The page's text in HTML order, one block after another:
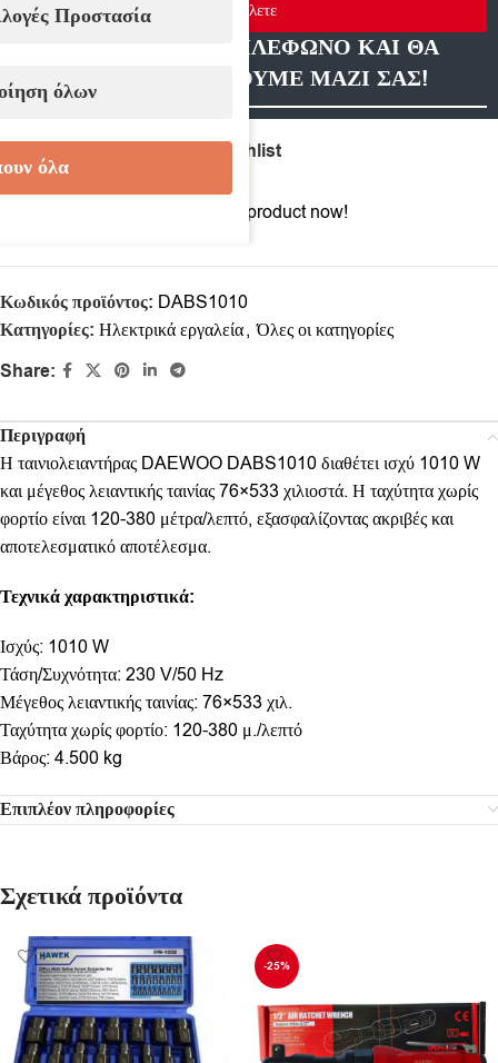
Στείλετε
ΑΦΗΣΤΕ ΜΑΣ ΤΗΛΕΦΩΝΟ ΚΑΙ ΘΑ
ΕΠΙΚΟΙΝΩΝΗΣΟΥΜΕ ΜΑΖΙ ΣΑΣ!
Add to wishlist
People watching this product now!
Κωδικός προϊόντος: DABS1010
Κατηγορίες: Ηλεκτρικά εργαλεία, Όλες οι κατηγορίες
Share:
Περιγραφή
Η ταινιολειαντήρας DAEWOO DABS1010 διαθέτει ισχύ 1010 W
και μέγεθος λειαντικής ταινίας 76×533 χιλιοστά. Η ταχύτητα χωρίς
φορτίο είναι 120-380 μέτρα/λεπτό, εξασφαλίζοντας ακριβές και
αποτελεσματικό αποτέλεσμα.
Τεχνικά χαρακτηριστικά:
Ισχύς: 1010 W
Τάση/Συχνότητα: 230 V/50 Hz
Μέγεθος λειαντικής ταινίας: 76×533 χιλ.
Ταχύτητα χωρίς φορτίο: 120-380 μ./λεπτό
Βάρος: 4.500 kg
Επιπλέον πληροφορίες
Σχετικά προϊόντα
-25%
Προστασία
όλων
όλα